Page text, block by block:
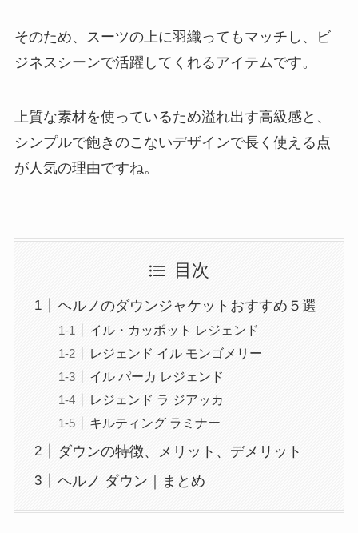
そのため、スーツの上に羽織ってもマッチし、ビ
ジネスシーンで活躍してくれるアイテムです。
上質な素材を使っているため溢れ出す高級感と、
シンプルで飽きのこないデザインで長く使える点
が人気の理由ですね。
目次
ヘルノのダウンジャケットおすすめ５選
イル・カッポット レジェンド
レジェンド イル モンゴメリー
イル パーカ レジェンド
レジェンド ラ ジアッカ
キルティング ラミナー
ダウンの特徴、メリット、デメリット
ヘルノ ダウン｜まとめ